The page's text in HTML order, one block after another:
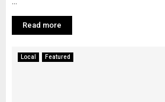
Read more
Local Featured